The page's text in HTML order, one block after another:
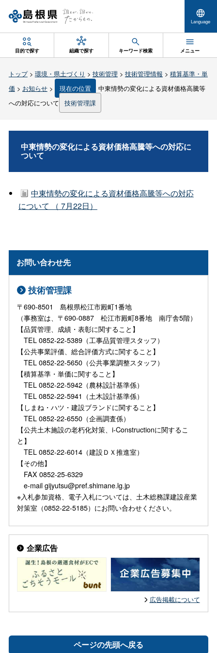
Language
目的で探す 組織で探す キーワード検索 メニュー
トップ> 環境・県土づくり > 技術管理 > 技術管理情報 > 積算基準・単
価 > お知らせ> 現在の位置
中東情勢の変化による資材価格高騰等
への対応について
技術管理課
中東情勢の変化による資材価格高騰等への対応に
ついて
中東情勢の変化による資材価格高騰等への対応
について （ 7月22日）
お問い合わせ先
技術管理課
〒690-8501 島根県松江市殿町1番地
（事務室は、〒690-0887 松江市殿町8番地 南庁舎5階）
【品質管理、成績・表彰に関すること】
TEL 0852-22-5389（工事品質管理スタッフ）
【公共事業評価、総合評価方式に関すること】
TEL 0852-22-5650（公共事業調整スタッフ）
【積算基準・単価に関すること】
TEL 0852-22-5942（農林設計基準係）
TEL 0852-22-5941（土木設計基準係）
【しまね・ハツ・建設ブランドに関すること】
TEL 0852-22-6550（企画調査係）
【公共土木施設の老朽化対策、i-Constructionに関するこ
と】
TEL 0852-22-6014（建設ＤＸ推進室）
【その他】
FAX 0852-25-6329
e-mail gijyutsu@pref.shimane.lg.jp
※入札参加資格、電子入札については、土木総務課建設産業
対策室（0852-22-5185）にお問い合わせください。
企業広告
広告掲載について
ページの先頭へ戻る